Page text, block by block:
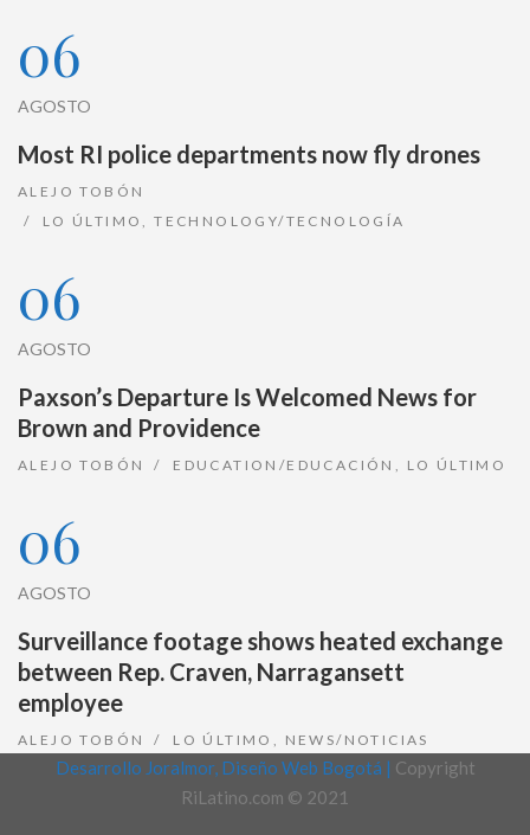
06
AGOSTO
Most RI police departments now fly drones
ALEJO TOBÓN
LO ÚLTIMO,TECHNOLOGY/TECNOLOGÍA
06
AGOSTO
Paxson’s Departure Is Welcomed News for
Brown and Providence
ALEJO TOBÓN EDUCATION/EDUCACIÓN , LO ÚLTIMO
06
AGOSTO
Surveillance footage shows heated exchange
between Rep. Craven, Narragansett
employee
ALEJO TOBÓN LO ÚLTIMO , NEWS/NOTICIAS
Desarrollo Joralmor, Diseño Web Bogotá | Copyright
RiLatino.com © 2021